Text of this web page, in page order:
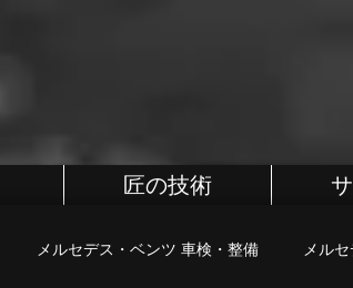
匠の技術
メルセデス・ベンツ 車検・整備 メル